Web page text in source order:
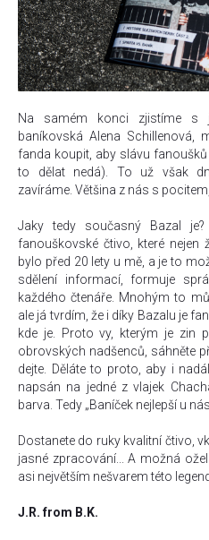
Na samém konci zjistíme s
baníkovská Alena Schillenová,
fanda koupit, aby slávu
to dělat nedá). To už však
zavíráme. Většina z nás s pocitem,
Jaky tedy současný Bazal
fanouškovské čtivo, které nejen
bylo před 20 lety u mě, a je to
sdělení informací, formuje
každého čtenáře. Mnohým to
ale já tvrdím, že i díky Bazalu je
kde je. Proto vy, kterým je zin
obrovských nadšenců, sáhněte
dejte. Děláte to proto, aby i
napsán na jedné z vlajek
barva. Tedy „Baníček nejlepší u
Dostanete do ruky kvalitní čtivo,
jasné zpracování... A možná
asi největším nešvarem této
J.R. from B.K.